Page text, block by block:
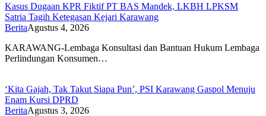
Kasus Dugaan KPR Fiktif PT BAS Mandek, LKBH LPKSM
Satria Tagih Ketegasan Kejari Karawang
BeritaAgustus 4, 2026
KARAWANG-Lembaga Konsultasi dan Bantuan Hukum Lembaga
Perlindungan Konsumen…
‘Kita Gajah, Tak Takut Siapa Pun’, PSI Karawang Gaspol Menuju
Enam Kursi DPRD
BeritaAgustus 3, 2026